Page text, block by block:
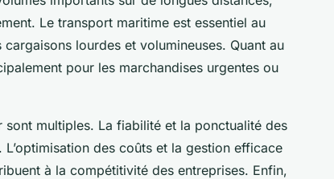
Le transport maritime est essentiel au
lourdes et volumineuses. Quant au
pour les marchandises urgentes ou
multiples. La fiabilité et la ponctualité des
des coûts et la gestion efficace
à la compétitivité des entreprises. Enfin,